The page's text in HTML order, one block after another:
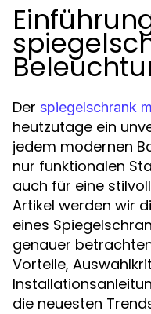
Der spiegelschrank
heutzutage ein
jedem modernen
nur funktionalen
auch für eine
Artikel werden wir
eines
genauer
Vorteile,
die neuesten